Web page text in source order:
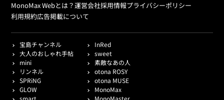
MonoMax Webとは？運営会社採用情報プライバシーポリシー
利用規約広告掲載について
宝島チャンネル
InRed
大人のおしゃれ手帖
sweet
mini
素敵なあの人
リンネル
otona ROSY
SPRiNG
otona MUSE
GLOW
MonoMax